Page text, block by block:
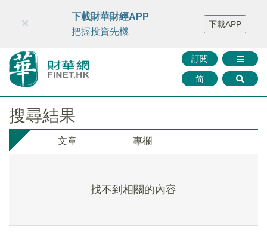
財華智庫網 FINTV FINMETA 財華證券 媒體矩陣
智庫沙龍
聯絡我們
訂閱
简
×
下載財華財經APP
把握投資先機
下載APP
搜尋結果
文章 專欄
找不到相關的內容